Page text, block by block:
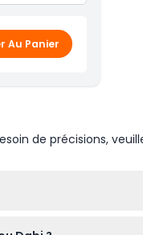
Au Panier
de précisions,